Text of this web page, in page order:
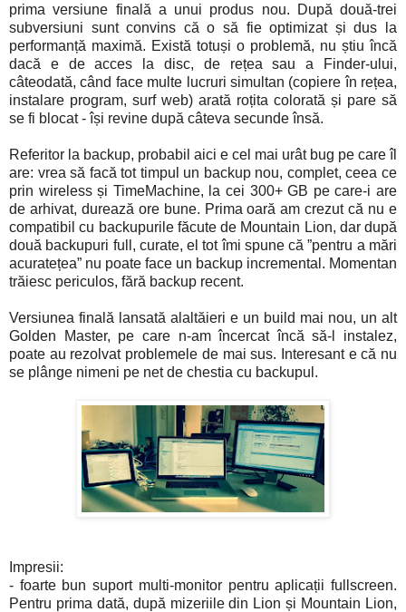
prima versiune finală a unui produs nou. După două-trei
subversiuni sunt convins că o să fie optimizat și dus la
performanță maximă. Există totuși o problemă, nu știu încă
dacă e de acces la disc, de rețea sau a Finder-ului,
câteodată, când face multe lucruri simultan (copiere în rețea,
instalare program, surf web) arată roțita colorată și pare să
se fi blocat - își revine după câteva secunde însă.
Referitor la backup, probabil aici e cel mai urât bug pe care îl
are: vrea să facă tot timpul un backup nou, complet, ceea ce
prin wireless și TimeMachine, la cei 300+ GB pe care-i are
de arhivat, durează ore bune. Prima oară am crezut că nu e
compatibil cu backupurile făcute de Mountain Lion, dar după
două backupuri full, curate, el tot îmi spune că ”pentru a mări
acuratețea” nu poate face un backup incremental. Momentan
trăiesc periculos, fără backup recent.
Versiunea finală lansată alaltăieri e un build mai nou, un alt
Golden Master, pe care n-am încercat încă să-l instalez,
poate au rezolvat problemele de mai sus. Interesant e că nu
se plânge nimeni pe net de chestia cu backupul.
Impresii:
- foarte bun suport multi-monitor pentru aplicații fullscreen.
Pentru prima dată, după mizeriile din Lion și Mountain Lion,